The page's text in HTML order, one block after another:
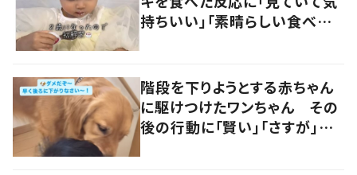
持ちいい」「素晴らしい食べっ
階段を下りようとする赤ちゃん
に駆けつけたワンちゃん その
後の行動に「賢い」「さすが」の